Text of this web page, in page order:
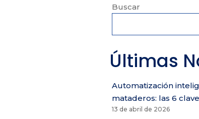
Buscar
Últimas
Automatización
mataderos: las 6
13 de abril de 2026